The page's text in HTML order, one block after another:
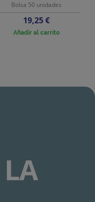
Bolsa 50 unidades
Precio
19,25 €
Añadir al carrito